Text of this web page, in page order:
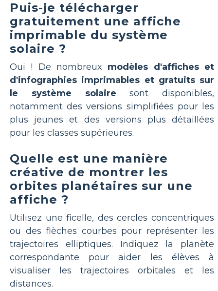
Puis-je télécharger
gratuitement une affiche
imprimable du système
solaire ?
Oui ! De nombreux modèles d'affiches et
d'infographies imprimables et gratuits sur
le système solaire sont disponibles,
notamment des versions simplifiées pour les
plus jeunes et des versions plus détaillées
pour les classes supérieures.
Quelle est une manière
créative de montrer les
orbites planétaires sur une
affiche ?
Utilisez une ficelle, des cercles concentriques
ou des flèches courbes pour représenter les
trajectoires elliptiques. Indiquez la planète
correspondante pour aider les élèves à
visualiser les trajectoires orbitales et les
distances.